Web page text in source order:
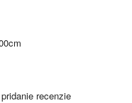
recenzie